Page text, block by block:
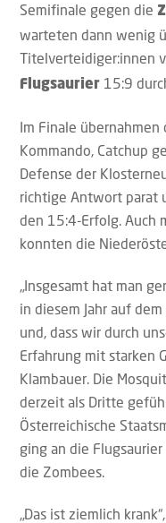
Semifinale gegen die
warteten dann wenig
Titelverteidiger:innen
Flugsaurier 15:9
Im Finale
Kommando, Catchup
Defense der
richtige Antwort parat
den 15:4-Erfolg. Auch
konnten die
„Insgesamt hat man
in diesem Jahr auf
und, dass wir durch
Erfahrung mit starken
Klambauer. Die
derzeit als Dritte
Österreichische
ging an die
die Zombees.
„Das ist ziemlich